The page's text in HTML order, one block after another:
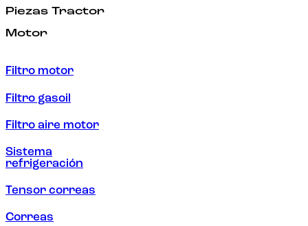
Piezas Tractor
Motor
Filtro motor
Filtro gasoil
Filtro aire motor
Sistema
refrigeración
Tensor correas
Correas